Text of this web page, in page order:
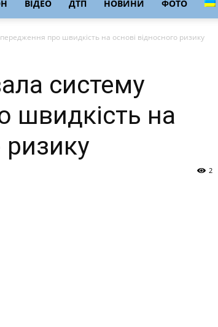
ВІДЕО ДТП НОВИНИ ФОТО
про швидкість на основі відносного ризику
систему
швидкість на
ризику
2